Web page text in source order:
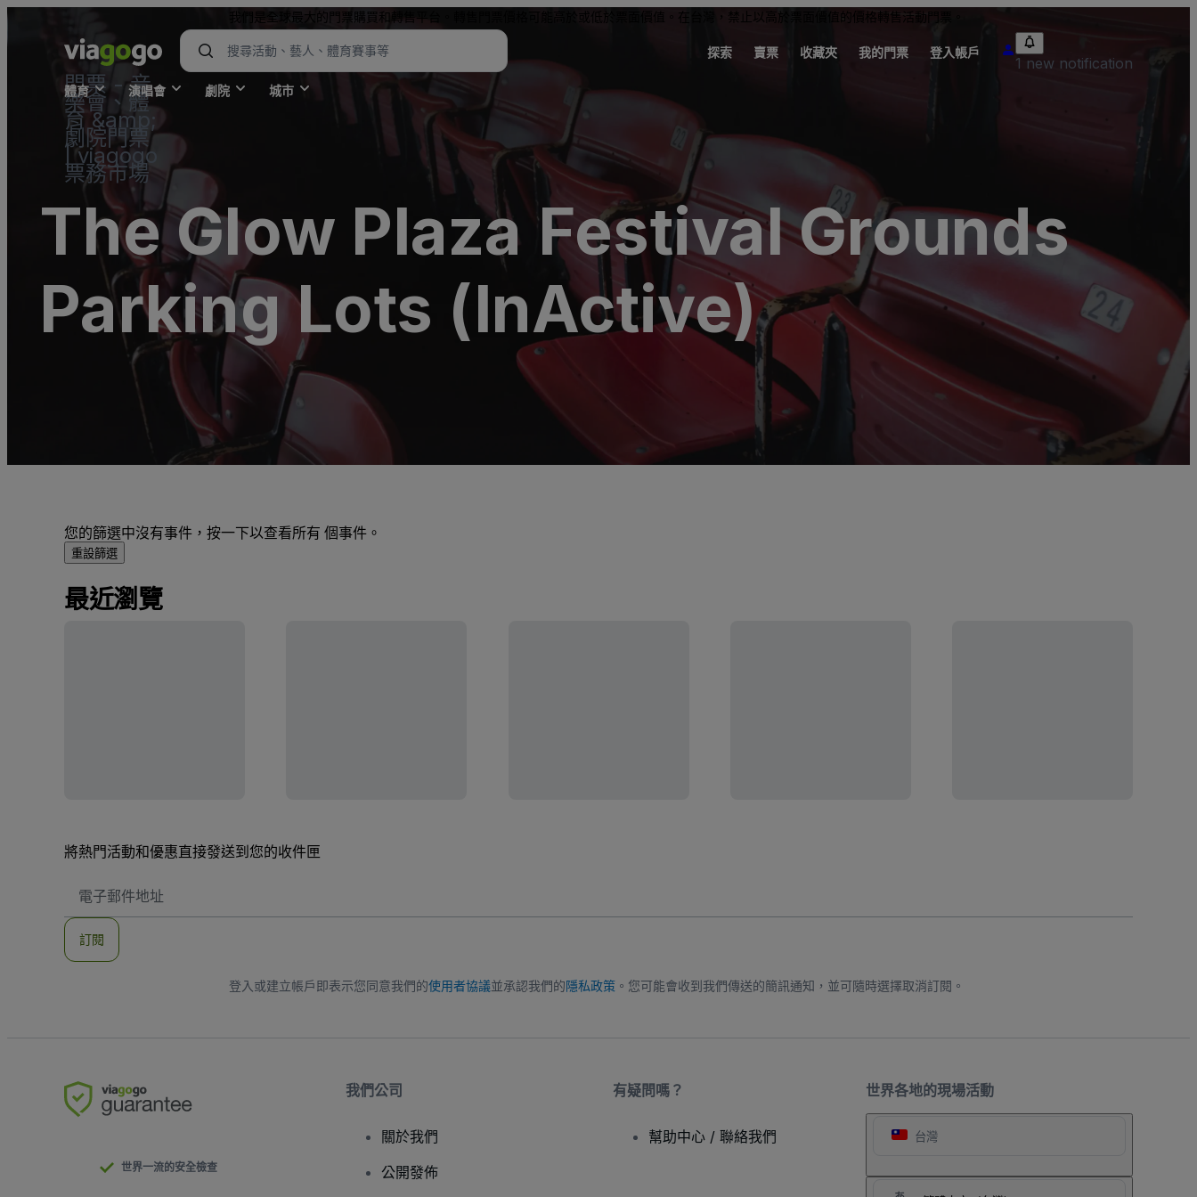
我們是全球最大的門票購買和轉售平台。轉售門票價格可能高於或低於票面價值。在台灣，禁止以高於票面價值的價格轉售活動門票。
門票 - 音
樂會、體
育 &amp;
劇院門票
| viagogo
票務市場
探索 賣票 收藏夾 我的門票 登入帳戶
1 new notification
體育 演唱會 劇院 城市
The Glow Plaza Festival Grounds
Parking Lots (InActive)
您的篩選中沒有事件，按一下以查看所有 個事件。
重設篩選
最近瀏覽
將熱門活動和優惠直接發送到您的收件匣
子
地
訂閱
登入或建立帳戶即表示您同意我們的使用者協議並承認我們的隱私政策 。您可能會收到我們傳送的簡訊通知，並可隨時選擇取消訂閱。
世界各地的現場活動
台灣
世界一流的安全檢查
我們公司
關於我們
公開發佈
有疑問嗎？
幫助中心 / 聯絡我們